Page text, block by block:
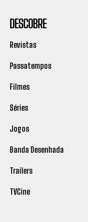
DESCOBRE
Revistas
Passatempos
Filmes
Séries
Jogos
Banda Desenhada
Trailers
TVCine